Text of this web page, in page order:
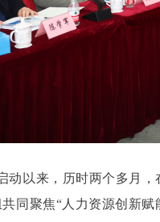
动以来，历时两个多月
同聚焦“人力资源创新